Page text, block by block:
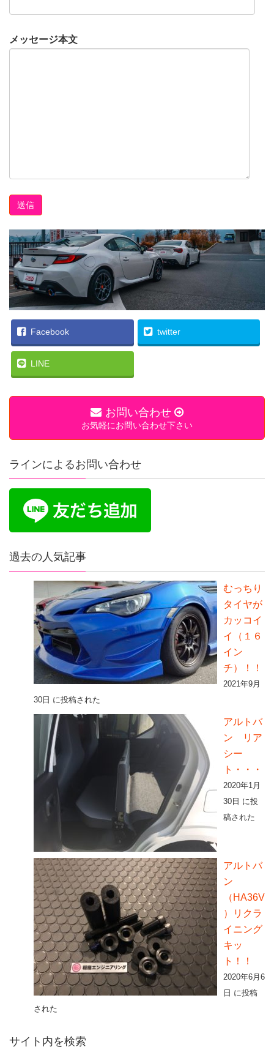
メッセージ本文
Facebook twitter
LINE
お問い合わせ
お気軽にお問い合わせ下さい
ラインによるお問い合わせ
過去の人気記事
むっちり
タイヤが
カッコイ
イ（１６
イン
チ）！！
2021年9月
30日 に投稿された
アルトバ
ン リア
シー
ト・・・
2020年1月
30日 に投
稿された
アルトバ
ン
（HA36V
）リクラ
イニング
キッ
ト！！
2020年6月6
日 に投稿
された
サイト内を検索